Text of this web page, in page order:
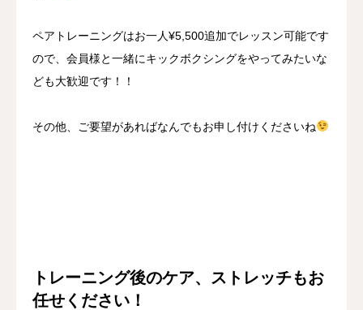
ペアトレーニングはお一人¥5,500追加でレッスン可能です
ので、会員様と一緒にキックボクシングをやってみたいな
ども大歓迎です！！
その他、ご要望があればなんでもお申し付けくださいね
トレーニング後のケア、ストレッチもお
任せください！